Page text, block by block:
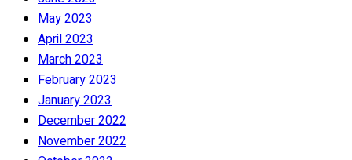
May 2023
April 2023
March 2023
February 2023
January 2023
December 2022
November 2022